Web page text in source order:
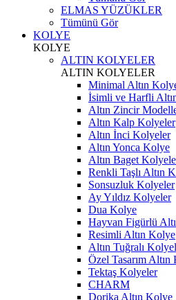
ELMAS YÜZÜKLER
Tümünü Gör
KOLYE
KOLYE
ALTIN KOLYELER
ALTIN KOLYELER
Minimal Altın
İsimli ve Harfli
Altın Zincir
Altın Kalp Kolyeler
Altın İnci Kolyeler
Altın Yonca Kolye
Altın Baget
Renkli Taşlı Altın
Sonsuzluk Kolyeler
Ay Yıldız Kolyeler
Dua Kolye
Hayvan Figürlü
Resimli Altın Kolye
Altın Tuğralı
Özel Tasarım Altın
Tektaş Kolyeler
CHARM
Dorika Altın Kolye